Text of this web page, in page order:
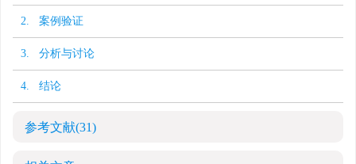
2. 案例验证
3. 分析与讨论
4. 结论
参考文献(31)